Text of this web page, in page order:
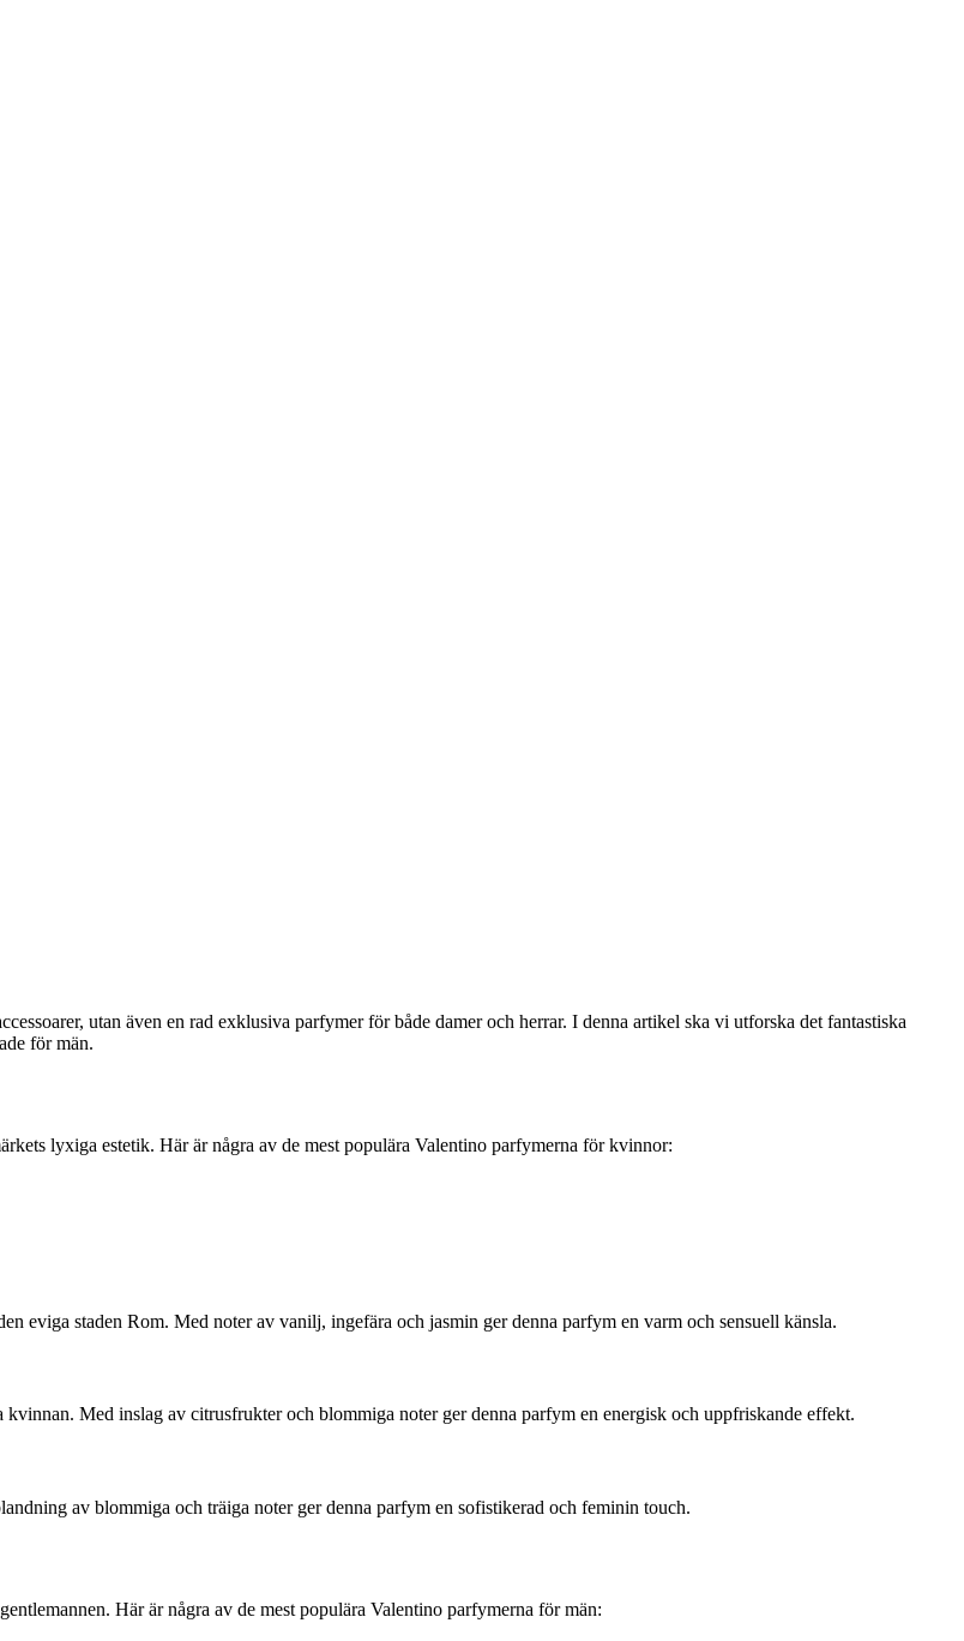
utan även en rad exklusiva parfymer för både damer och herrar. I denna artikel ska vi utforska det fantastiska
för män.
lyxiga estetik. Här är några av de mest populära Valentino parfymerna för kvinnor:
eviga staden Rom. Med noter av vanilj, ingefära och jasmin ger denna parfym en varm och sensuell känsla.
Med inslag av citrusfrukter och blommiga noter ger denna parfym en energisk och uppfriskande effekt.
av blommiga och träiga noter ger denna parfym en sofistikerad och feminin touch.
Här är några av de mest populära Valentino parfymerna för män: